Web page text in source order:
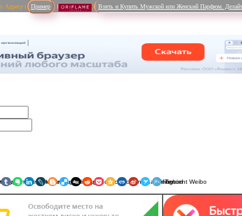
Адресу ( Пример Взять и Купить Мужской или Женский Парфюм.
WhatsApp
Мой Мир
Pinterest
SkypeTumblrEvernote
LinkedInLiveJournalDelicious
Diggreddit PocketQzoneRenrenSina Weibo